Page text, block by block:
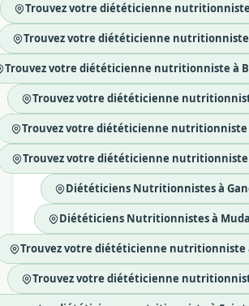
Trouvez votre diététicienne nutritionniste
Trouvez votre diététicienne nutritionniste
Trouvez votre diététicienne nutritionniste à
Trouvez votre diététicienne
Trouvez votre diététicienne nutritionniste
Trouvez votre diététicienne nutritionniste
Diététiciens Nutritionnistes à
Diététiciens Nutritionnistes à
Trouvez votre diététicienne nutritionniste
Trouvez votre diététicienne